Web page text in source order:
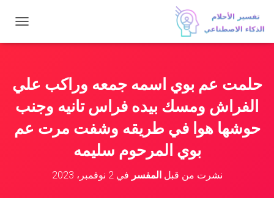
ب
ا
ت
ق
حلمت عم بوي اسمه جمعه وراكب علي
الفراش ومسك بيده فراس تانيه وجنب
حوشها هوا في طريقه وشفت مرت عم
بوي المرحوم سليمه
نشرت من قبلالمفسر في2 نوفمبر، 2023